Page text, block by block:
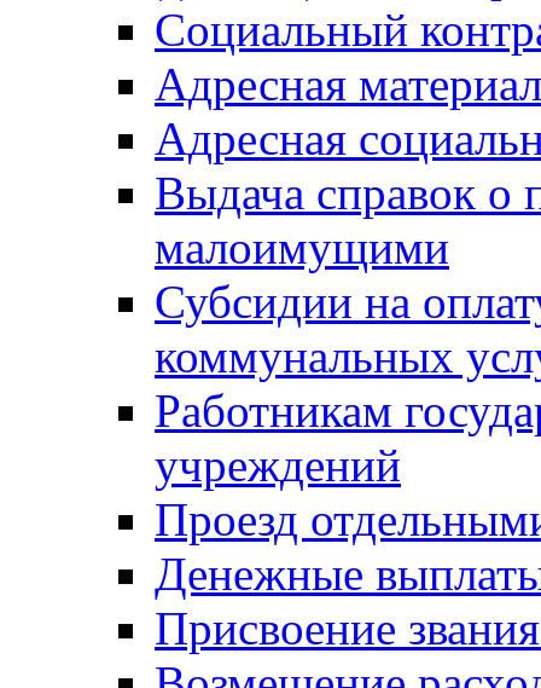
Социальный
Адресная
Адресная
Выдача справок о
малоимущими
Субсидии на
коммунальных
Работникам
учреждений
Проезд
Денежные
Присвоение